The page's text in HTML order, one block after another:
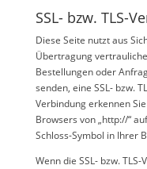
SSL- bzw. TLS-
Diese Seite nutzt aus
Übertragung
Bestellungen oder
senden, eine SSL- bzw.
Verbindung erkennen
Browsers von „http://“
Schloss-Symbol in Ihrer
Wenn die SSL- bzw.